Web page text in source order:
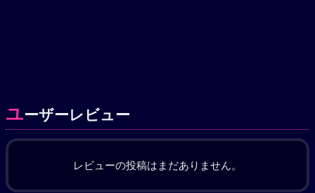
ユーザーレビュー
レビューの投稿はまだありません。